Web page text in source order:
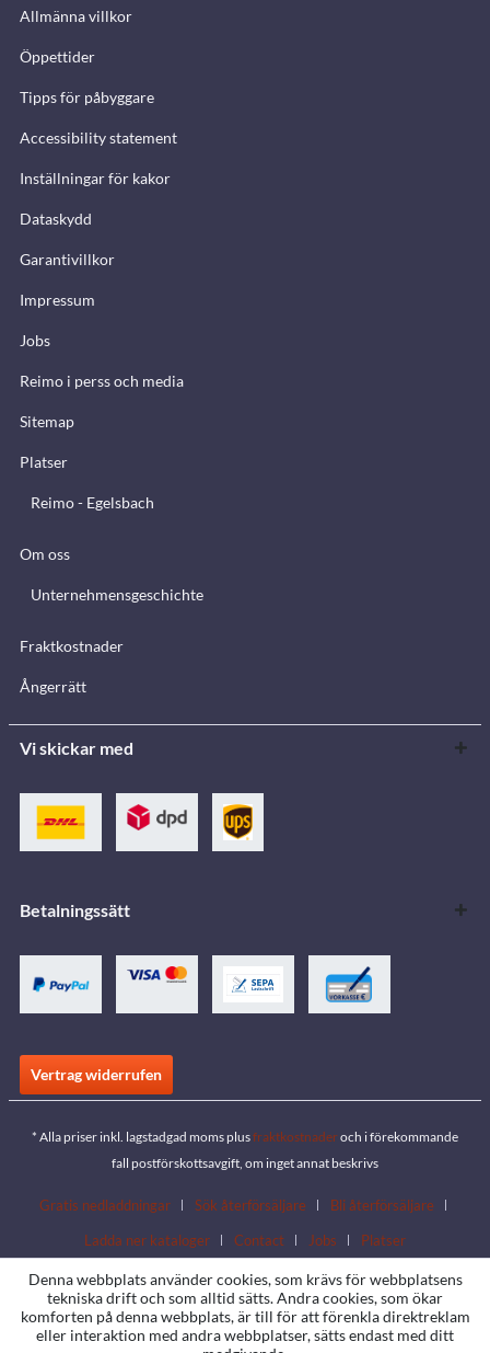
Allmänna villkor
Öppettider
Tipps för påbyggare
Accessibility statement
Inställningar för kakor
Dataskydd
Garantivillkor
Impressum
Jobs
Reimo i perss och media
Sitemap
Platser
Reimo - Egelsbach
Om oss
Unternehmensgeschichte
Fraktkostnader
Ångerrätt
Vi skickar med
Betalningssätt
Vertrag widerrufen
* Alla priser inkl. lagstadgad moms plusfraktkostnaderoch i förekommande
fall postförskottsavgift, om inget annat beskrivs
Gratis nedladdningar Sök återförsäljare
Bli återförsäljare
Ladda ner kataloger
Contact Jobs Platser
Denna webbplats använder cookies, som krävs för webbplatsens
tekniska drift och som alltid sätts. Andra cookies, som ökar
komforten på denna webbplats, är till för att förenkla direktreklam
eller interaktion med andra webbplatser, sätts endast med ditt